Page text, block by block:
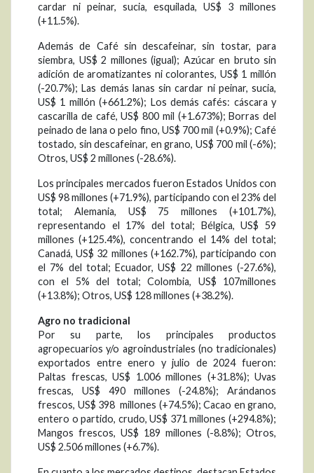
cardar ni peinar, sucia, esquilada, US$ 3 millones
(+11.5%).
Además de Café sin descafeinar, sin tostar, para
siembra, US$ 2 millones (igual); Azúcar en bruto sin
adición de aromatizantes ni colorantes, US$ 1 millón
(-20.7%); Las demás lanas sin cardar ni peinar, sucia,
US$ 1 millón (+661.2%); Los demás cafés: cáscara y
cascarilla de café, US$ 800 mil (+1.673%); Borras del
peinado de lana o pelo fino, US$ 700 mil (+0.9%); Café
tostado, sin descafeinar, en grano, US$ 700 mil (-6%);
Otros, US$ 2 millones (-28.6%).
Los principales mercados fueron Estados Unidos con
US$ 98 millones (+71.9%), participando con el 23% del
total; Alemania, US$ 75 millones (+101.7%),
representando el 17% del total; Bélgica, US$ 59
millones (+125.4%), concentrando el 14% del total;
Canadá, US$ 32 millones (+162.7%), participando con
el 7% del total; Ecuador, US$ 22 millones (-27.6%),
con el 5% del total; Colombia, US$ 107millones
(+13.8%); Otros, US$ 128 millones (+38.2%).
Agro no tradicional
Por su parte, los principales productos
agropecuarios y/o agroindustriales (no tradicionales)
exportados entre enero y julio de 2024 fueron:
Paltas frescas, US$ 1.006 millones (+31.8%); Uvas
frescas, US$ 490 millones (-24.8%); Arándanos
frescos, US$ 398 millones (+74.5%); Cacao en grano,
entero o partido, crudo, US$ 371 millones (+294.8%);
Mangos frescos, US$ 189 millones (-8.8%); Otros,
US$ 2.506 millones (+6.7%).